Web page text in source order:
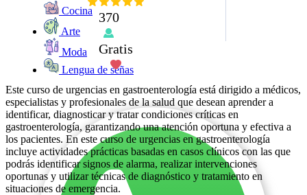
Cocina
Arte
Moda
Lengua de señas
370
Gratis
Este curso de urgencias en gastroenterología está dirigido a médicos,
especialistas y profesionales de la salud que desean aprender a
identificar, diagnosticar y tratar condiciones críticas en
gastroenterología, garantizando una atención oportuna y efectiva a
los pacientes. En este curso de urgencias en gastroenterología
incluye actividades prácticas basadas en casos clínicos con las que
podrás identificar signos de alarma, realizar intervenciones
oportunas y utilizar técnicas de diagnóstico y tratamiento en
situaciones de emergencia.